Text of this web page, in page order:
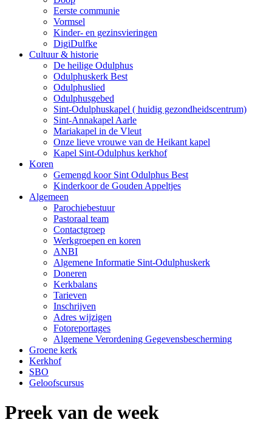
Eerste communie
Vormsel
Kinder- en gezinsvieringen
DigiDulfke
Cultuur & historie
De heilige Odulphus
Odulphuskerk Best
Odulphuslied
Odulphusgebed
Sint-Odulphuskapel ( huidig gezondheidscentrum)
Sint-Annakapel Aarle
Mariakapel in de Vleut
Onze lieve vrouwe van de Heikant kapel
Kapel Sint-Odulphus kerkhof
Koren
Gemengd koor Sint Odulphus Best
Kinderkoor de Gouden Appeltjes
Algemeen
Parochiebestuur
Pastoraal team
Contactgroep
Werkgroepen en koren
ANBI
Algemene Informatie Sint-Odulphuskerk
Doneren
Kerkbalans
Tarieven
Inschrijven
Adres wijzigen
Fotoreportages
Algemene Verordening Gegevensbescherming
Groene kerk
Kerkhof
SBO
Geloofscursus
Preek van de week